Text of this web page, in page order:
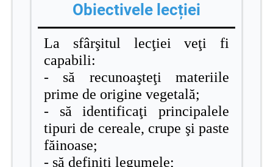
Obiectivele lecției
La sfârşitul lecţiei veţi fi
capabili:
- să recunoaşteţi materiile
prime de origine vegetală;
- să identificaţi principalele
tipuri de cereale, crupe şi paste
făinoase;
- să definiţi legumele;